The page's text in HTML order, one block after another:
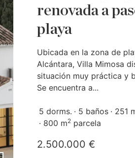
renovada a
playa
Ubicada en la zona de
Alcántara, Villa Mimosa
situación muy práctica y
Se encuentra a...
5 dorms. 5 baños 251
800 m2 parcela
2.500.000 €